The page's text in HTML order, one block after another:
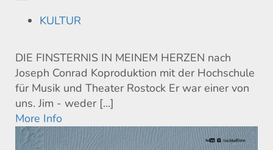
KULTUR
DIE FINSTERNIS IN MEINEM HERZEN nach
Joseph Conrad Koproduktion mit der Hochschule
für Musik und Theater Rostock Er war einer von
uns. Jim - weder [...]
More Info